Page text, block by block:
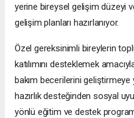
yerine bireysel gelişim düzeyi
gelişim planları hazırlanıyor.
Özel gereksinimli bireylerin
katılımını desteklemek
bakım becerilerini
hazırlık desteğinden sosyal
yönlü eğitim ve destek